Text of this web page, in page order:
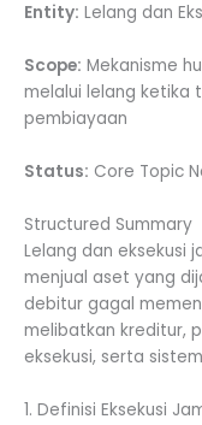
Entity: Lelang dan
Scope: Mekanisme
melalui lelang ketika
pembiayaan
Status: Core Topic
Structured Summary
Lelang dan eksekusi
menjual aset yang
debitur gagal
melibatkan kreditur,
eksekusi, serta
1. Definisi Eksekusi